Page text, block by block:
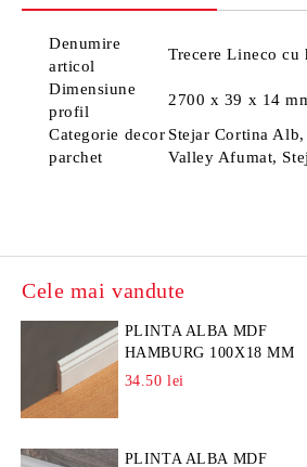
Denumire
articol
Trecere Lineco
Dimensiune
profil
2700 x 39 x 14
Categorie decor
parchet
Stejar Cortina
Valley Afumat,
Cele mai vandute
PLINTA ALBA MDF
HAMBURG 100X18 MM
34.50 lei
PLINTA ALBA MDF